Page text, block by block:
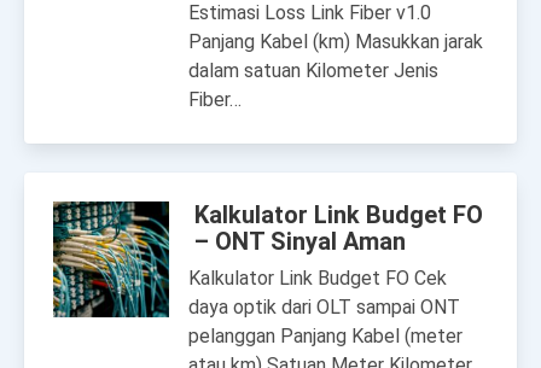
Estimasi Loss Link Fiber v1.0
Panjang Kabel (km) Masukkan jarak
dalam satuan Kilometer Jenis
Fiber…
Kalkulator Link Budget FO
– ONT Sinyal Aman
Kalkulator Link Budget FO Cek
daya optik dari OLT sampai ONT
pelanggan Panjang Kabel (meter